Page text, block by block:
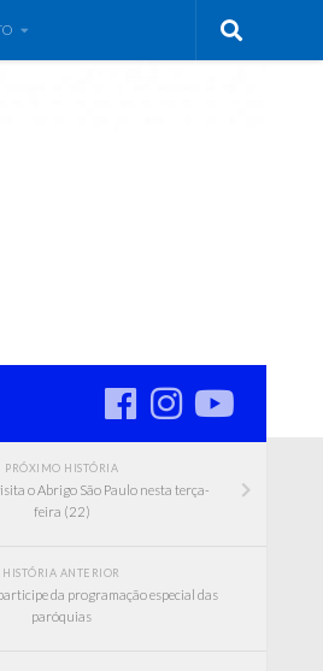
PRÓXIMO HISTÓRIA
o Abrigo São Paulo nesta terça-
feira (22)
HISTÓRIA ANTERIOR
da programação especial das
paróquias